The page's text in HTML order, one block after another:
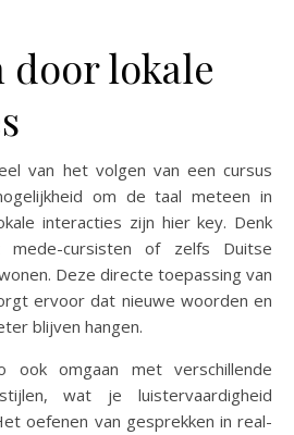
door lokale
van het volgen van een cursus
om de taal meteen in
interacties zijn hier key. Denk
mede-cursisten of zelfs Duitse
Deze directe toepassing van
ervoor dat nieuwe woorden en
blijven hangen.
ook omgaan met verschillende
wat je luistervaardigheid
oefenen van gesprekken in real-